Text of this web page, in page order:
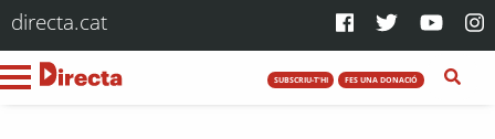
directa.cat
SUBSCRIU-T'HI FES UNA DONACIÓ